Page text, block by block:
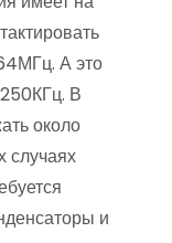
А это
В
около
случаях
и